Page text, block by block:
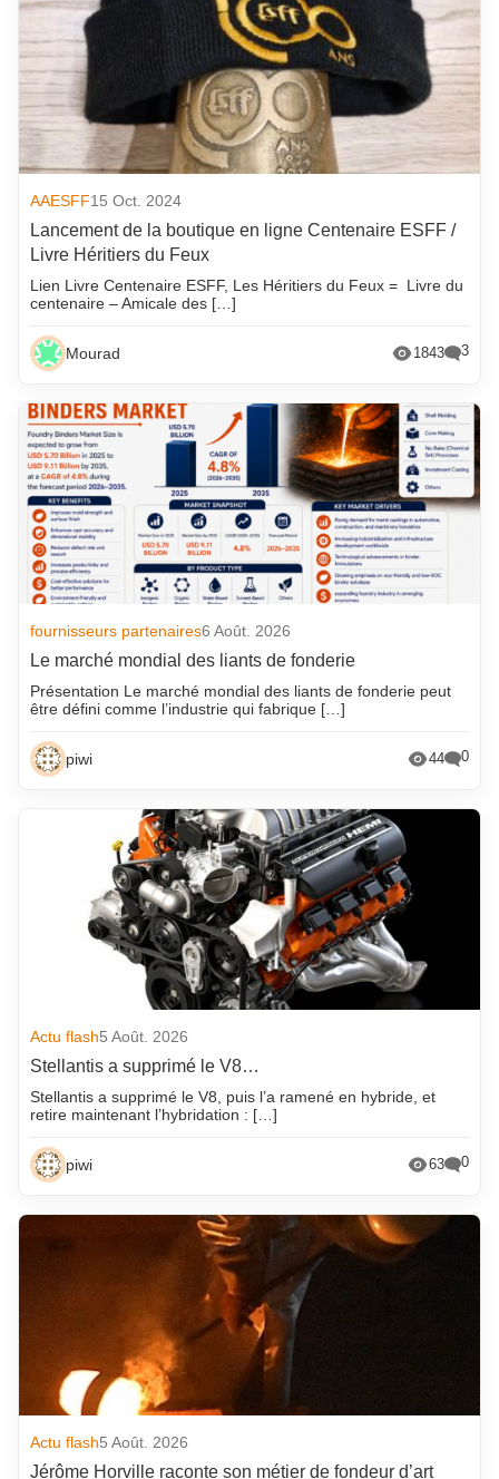
AAESFF15 Oct. 2024
Lancement de la boutique en ligne Centenaire ESFF /
Livre Héritiers du Feux
Lien Livre Centenaire ESFF, Les Héritiers du Feux = Livre du
centenaire – Amicale des […]
Mourad 1843 3
fournisseurs partenaires6 Août. 2026
Le marché mondial des liants de fonderie
Présentation Le marché mondial des liants de fonderie peut
être défini comme l’industrie qui fabrique […]
piwi 44 0
Actu flash5 Août. 2026
Stellantis a supprimé le V8…
Stellantis a supprimé le V8, puis l’a ramené en hybride, et
retire maintenant l’hybridation : […]
piwi 63 0
Actu flash5 Août. 2026
Jérôme Horville raconte son métier de fondeur d’art